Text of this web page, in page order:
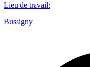
Lieu de travail:
Bussigny